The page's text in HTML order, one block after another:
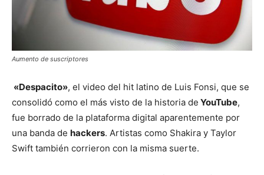
Aumento de suscriptores
«Despacito», el video del hit latino de Luis Fonsi, que se
consolidó como el más visto de la historia de YouTube,
fue borrado de la plataforma digital aparentemente por
una banda de hackers. Artistas como Shakira y Taylor
Swift también corrieron con la misma suerte.